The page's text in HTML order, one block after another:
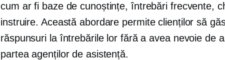
cum ar fi baze de cunoștințe, întrebări frecvente,
instruire. Această abordare permite clienților să
răspunsuri la întrebările lor fără a avea nevoie de
partea agenților de asistență.